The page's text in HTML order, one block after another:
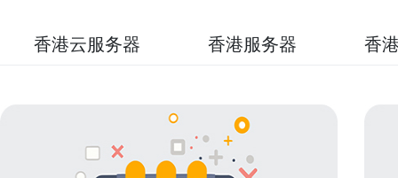
香港云服务器 香港服务器 香